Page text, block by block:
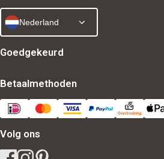
Nederland
Goedgekeurd
Betaalmethoden
Volg ons